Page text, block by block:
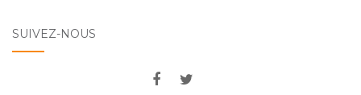
SUIVEZ-NOUS